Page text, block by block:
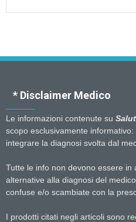
* Disclaimer Medico
Le informazioni contenute su
scopo esclusivamente
integrare la diagnosi svolta dal
Tutte le info non devono essere in
alternative alla diagnosi del
confuse e/o scambiate con la
I prodotti citati negli articoli sono